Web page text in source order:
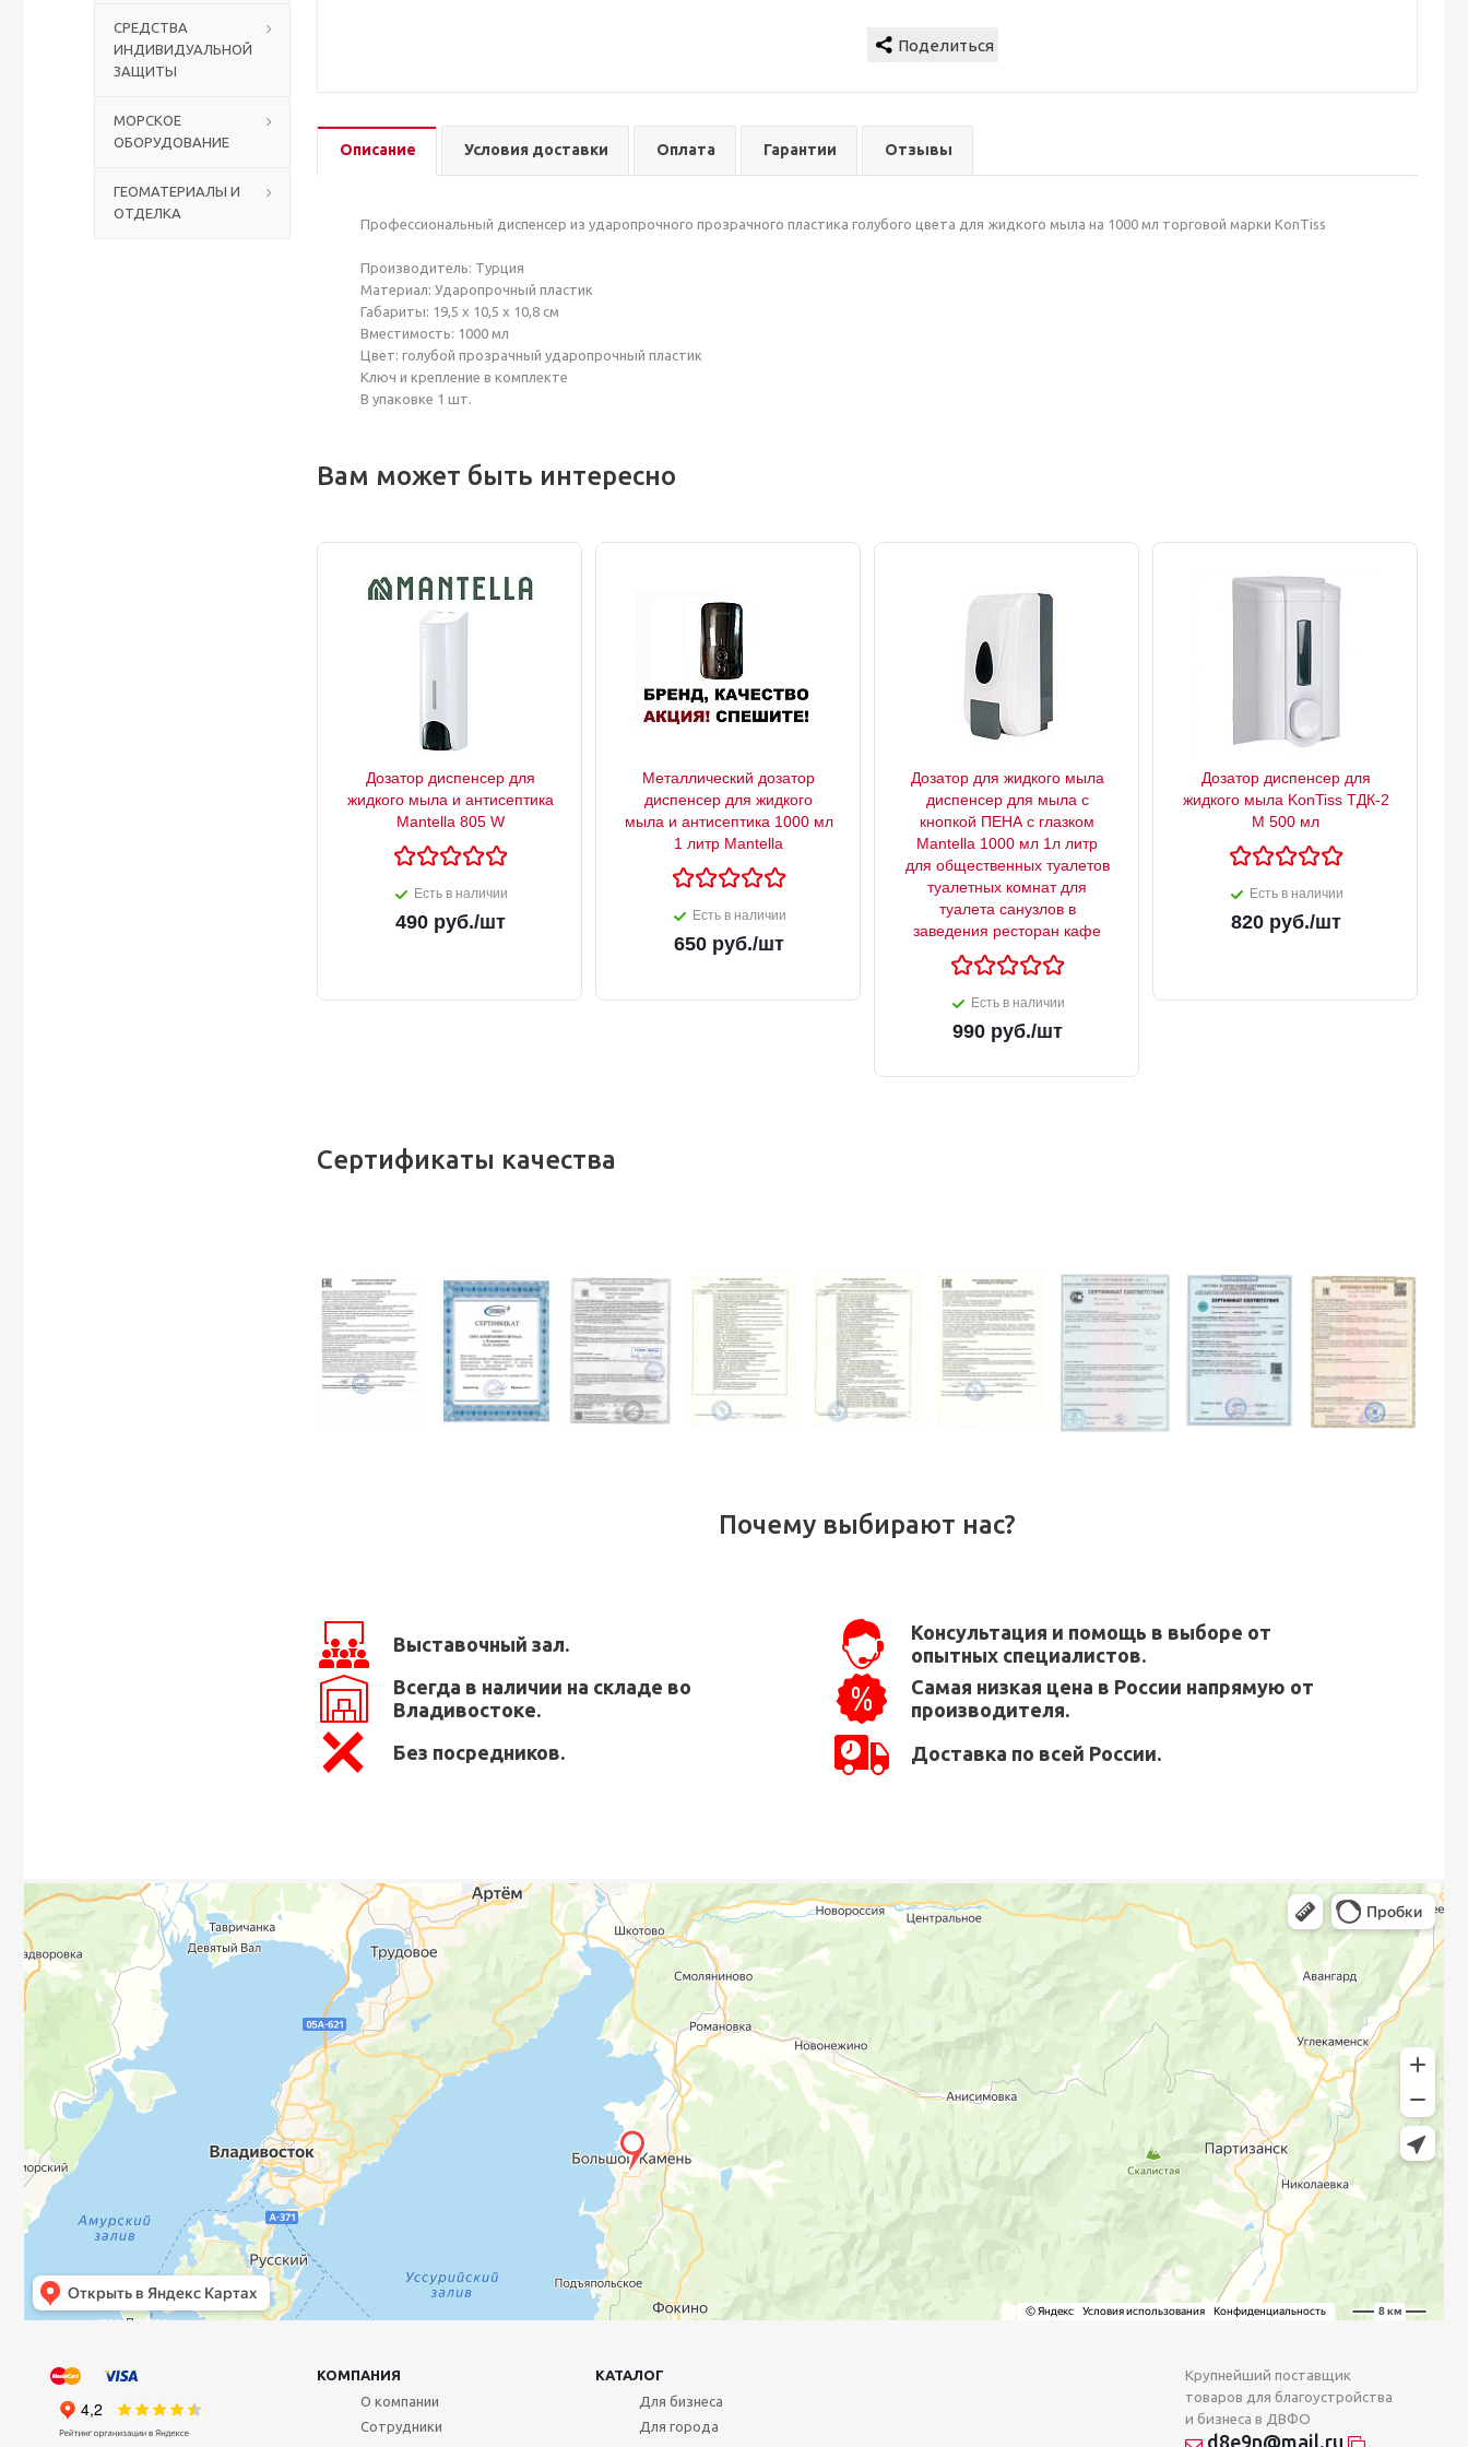
СРЕДСТВА
ИНДИВИДУАЛЬНОЙ
ЗАЩИТЫ
МОРСКОЕ
ОБОРУДОВАНИЕ
ГЕОМАТЕРИАЛЫ И
ОТДЕЛКА
Описание Условия доставки Оплата Гарантии Отзывы
Профессиональный диспенсер из ударопрочного прозрачного пластика голубого цвета для жидкого мыла на 1000 мл торговой марки KonTiss
Производитель: Турция
Материал: Ударопрочный пластик
Габариты: 19,5 x 10,5 x 10,8 см
Вместимость: 1000 мл
Цвет: голубой прозрачный ударопрочный пластик
Ключ и крепление в комплекте
В упаковке 1 шт.
Вам может быть интересно
Дозатор диспенсер для
жидкого мыла и антисептика
Mantella 805 W
Есть в наличии
490руб./шт
Металлический дозатор
диспенсер для жидкого
мыла и антисептика 1000 мл
1 литр Mantella
Есть в наличии
650руб./шт
Дозатор для жидкого мыла
диспенсер для мыла с
кнопкой ПЕНА с глазком
Mantella 1000 мл 1л литр
для общественных туалетов
туалетных комнат для
туалета санузлов в
заведения ресторан кафе
Есть в наличии
990руб./шт
Дозатор диспенсер для
жидкого мыла KonTiss ТДК-2
М 500 мл
Есть в наличии
820руб./шт
Сертификаты качества
Почему выбирают нас?
Выставочный зал.
Консультация и помощь в выборе от
опытных специалистов.
Всегда в наличии на складе во
Владивостоке.
Самая низкая цена в России напрямую от
производителя.
Без посредников.
Доставка по всей России.
КОМПАНИЯ
КАТАЛОГ
О компании
Сотрудники
Для бизнеса
Для города
Крупнейший поставщик
товаров для благоустройства
и бизнеса в ДВФО
d8e9n@mail.ru
Столы с лавками
Биометрические терминалы
Аккумуляторы аккумуляторные батареи для ИБП